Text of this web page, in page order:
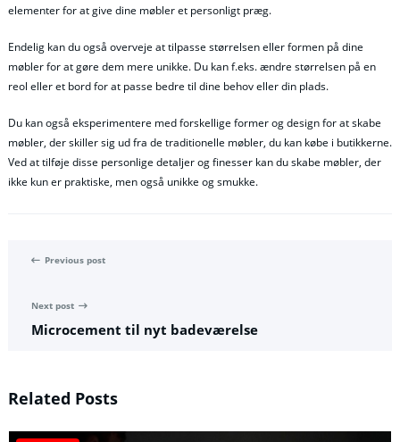
elementer for at give dine møbler et personligt præg.
Endelig kan du også overveje at tilpasse størrelsen eller formen på dine
møbler for at gøre dem mere unikke. Du kan f.eks. ændre størrelsen på en
reol eller et bord for at passe bedre til dine behov eller din plads.
Du kan også eksperimentere med forskellige former og design for at skabe
møbler, der skiller sig ud fra de traditionelle møbler, du kan købe i butikkerne.
Ved at tilføje disse personlige detaljer og finesser kan du skabe møbler, der
ikke kun er praktiske, men også unikke og smukke.
Previous post
Next post
Microcement til nyt badeværelse
Related Posts